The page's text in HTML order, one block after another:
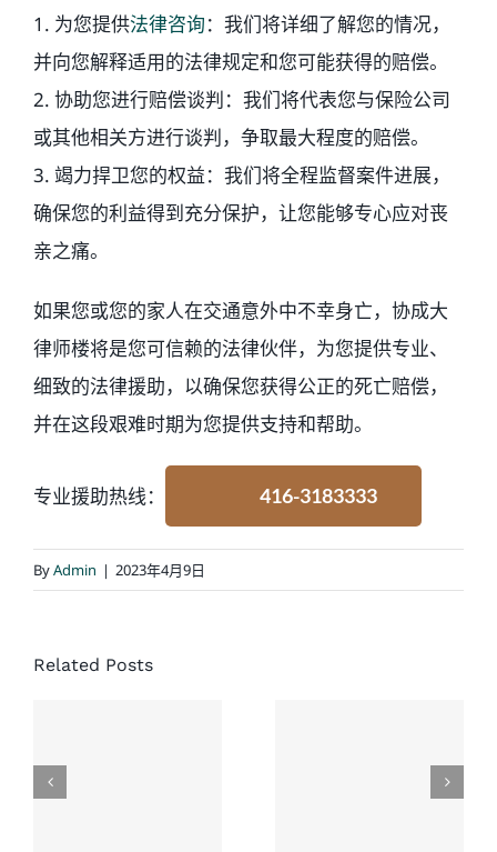
1. 为您提供法律咨询：我们将详细了解您的情况，
并向您解释适用的法律规定和您可能获得的赔偿。
2. 协助您进行赔偿谈判：我们将代表您与保险公司
或其他相关方进行谈判，争取最大程度的赔偿。
3. 竭力捍卫您的权益：我们将全程监督案件进展，
确保您的利益得到充分保护，让您能够专心应对丧
亲之痛。
如果您或您的家人在交通意外中不幸身亡，协成大
律师楼将是您可信赖的法律伙伴，为您提供专业、
细致的法律援助，以确保您获得公正的死亡赔偿，
并在这段艰难时期为您提供支持和帮助。
专业援助热线： 416-3183333
ByAdmin | 2023年4月9日
Related Posts
大车祸对
方全责案